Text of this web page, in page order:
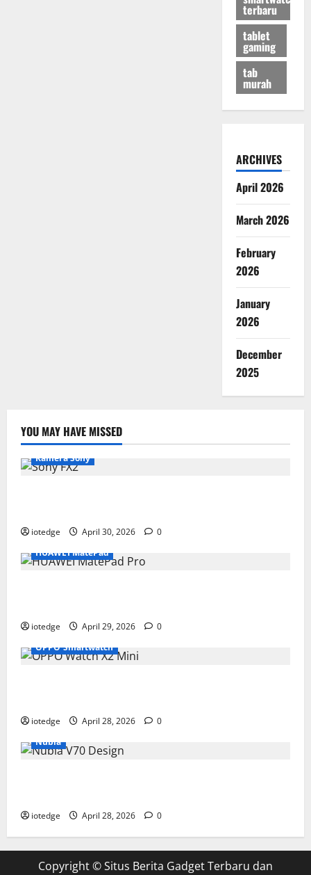
terbaru
tablet
gaming
tab
murah
ARCHIVES
April 2026
March 2026
February
2026
January
2026
December
2025
YOU MAY HAVE MISSED
Kamera Sony
iotedge April 30, 2026
0
HUAWEI MatePad
iotedge April 29, 2026
0
OPPO Smartwatch
iotedge April 28, 2026
0
Nubia
iotedge April 28, 2026 0
Copyright ©Situs Berita Gadget Terbaru dan